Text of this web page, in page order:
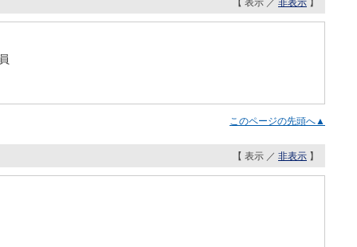
【 表示 ／ 非表示 】
このページの先頭へ▲
【 表示 ／ 非表示 】